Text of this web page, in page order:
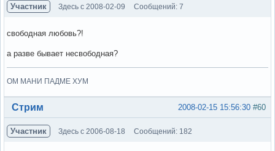
Участник Здесь с 2008-02-09 Сообщений: 7
свободная любовь?!
а разве бывает несвободная?
ОМ МАНИ ПАДМЕ ХУМ
Вне форума #60
2008-02-15 15:56:30
Стрим
Участник Здесь с 2006-08-18 Сообщений: 182